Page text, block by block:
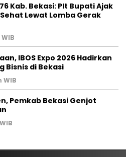
Kab. Bekasi: Plt Bupati Ajak
Lewat Lomba Gerak
IBOS Expo 2026 Hadirkan
Bisnis di Bekasi
WIB
Pemkab Bekasi Genjot